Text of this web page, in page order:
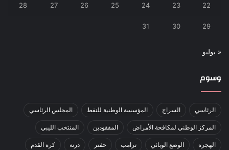
22
23
24
25
26
27
28
29
30
31
« يوليو
وسوم
الرئاسي السراج المؤسسة الوطنية للنفط المجلس الرئاسي
المركز الوطني لمكافحة الأمراض المفقودين المنتخب الليبي
الهجرة الوضع الوبائي ترامب حفتر درنة كرة القدم